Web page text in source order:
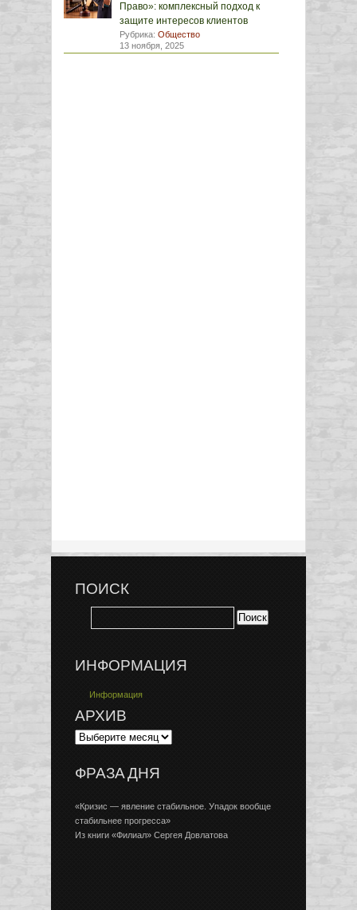
Право»: комплексный подход к
защите интересов клиентов
Рубрика: Общество
13 ноября, 2025
ПОИСК
ИНФОРМАЦИЯ
Информация
АРХИВ
ФРАЗА ДНЯ
«Кризис — явление стабильное. Упадок вообще
стабильнее прогресса»
Из книги «Филиал» Сергея Довлатова